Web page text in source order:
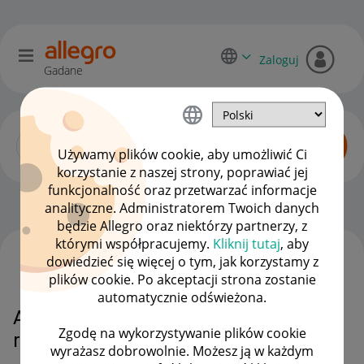
Używamy plików cookie, aby umożliwić Ci
korzystanie z naszej strony, poprawiać jej
funkcjonalność oraz przetwarzać informacje
analityczne. Administratorem Twoich danych
będzie Allegro oraz niektórzy partnerzy, z
którymi współpracujemy. Kliknij tutaj, aby
dowiedzieć się więcej o tym, jak korzystamy z
plików cookie. Po akceptacji strona zostanie
automatycznie odświeżona.
Zgodę na wykorzystywanie plików cookie
wyrażasz dobrowolnie. Możesz ją w każdym
Gadane
Zaloguj
Allegro Delivery OPCJE
Allegro Delivery - brak
rozpoznania z etykiety
WSZYSTKIE TEMATY